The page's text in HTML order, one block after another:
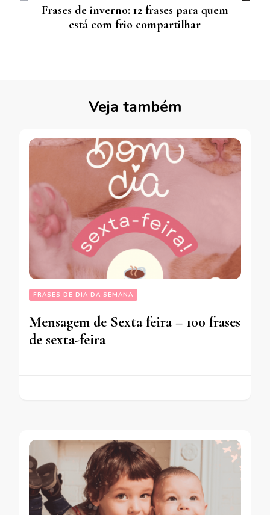
Frases de inverno: 12 frases para quem
está com frio compartilhar
Veja também
FRASES DE DIA DA SEMANA
Mensagem de Sexta feira – 100 frases
de sexta-feira